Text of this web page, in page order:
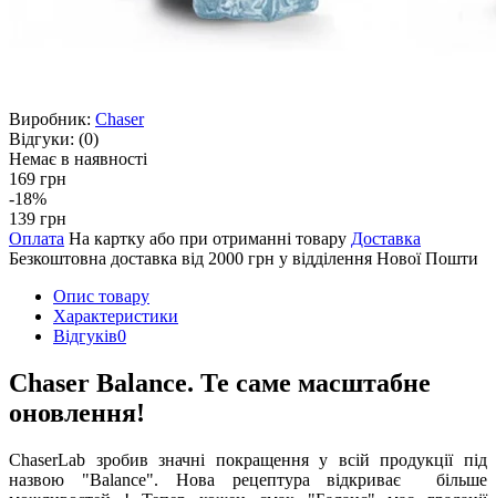
Виробник: Chaser
Відгуки: (0)
Немає в наявності
169 грн
-18%
139 грн
Оплата На картку або при отриманні товару Доставка
Безкоштовна доставка від 2000 грн у відділення Нової Пошти
Опис товару
Характеристики
Відгуків0
Chaser Balance. Те саме масштабне
оновлення!
ChaserLab зробив значні покращення у всій продукції під
назвою "Balance". Нова рецептура відкриває більше